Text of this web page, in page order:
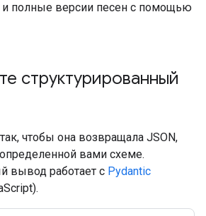
и полные версии песен с помощью
структурированный
чтобы она возвращала JSON,
вами схеме.
вывод работает с Pydantic